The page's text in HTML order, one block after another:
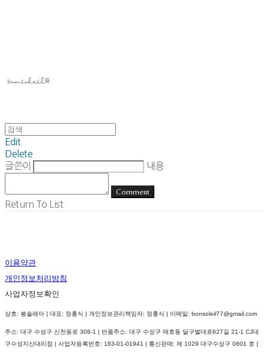
Edit
Delete
글쓴이
내용
Comment
Return To List
이용약관
개인정보처리방침
사업자정보확인
상호: 봉솔레아 | 대표: 정홍식 | 개인정보관리책임자: 정홍식 | 이메일: bonsoleil77@gmail.com
주소: 대구 수성구 신천동로 308-1 | 반품주소: 대구 수성구 매호동 달구벌대로627길 21-1 CJ대
구수성지산대리점 | 사업자등록번호: 183-01-01941 | 통신판매: 제 1029 대구수성구 0801 호 |